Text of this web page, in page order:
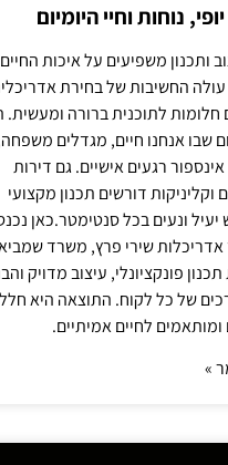
נוחות וחיי היומיום
ותכנון משפיעים על איכות החיים
החשיבות של בחירת
לתוכנית ברורה ומעשית.
שבו אנחנו חיים, מגדלים
רגעים אישיים. גם דירות
דורשים תכנון מקצועי
ונעים בכל סנטימטר.כאן
שירי פרץ, משרד
פונקציונלי, עיצוב מדויק
של כל לקוח. התוצאה היא
ומותאמים לחיים אמיתיים.
»